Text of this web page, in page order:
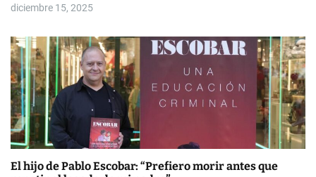
diciembre 15, 2025
El hijo de Pablo Escobar: “Prefiero morir antes que